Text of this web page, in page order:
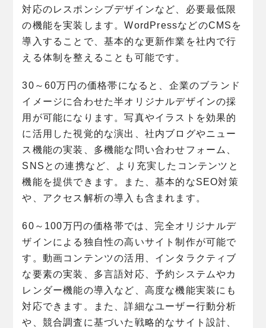
対応のレスポンシブデザインなど、必要最低限
の機能を実装します。WordPressなどのCMSを
導入することで、基本的な更新作業を社内で行
える体制を整えることも可能です。
30～60万円の価格帯になると、企業のブランド
イメージに合わせた半オリジナルデザインの採
用が可能になります。写真やイラストを効果的
に活用した視覚的な演出、社内ブログやニュー
ス機能の実装、多機能な問い合わせフォーム、
SNSとの連携など、より充実したコンテンツと
機能を提供できます。また、基本的なSEO対策
や、アクセス解析の導入も含まれます。
60～100万円の価格帯では、完全オリジナルデ
ザインによる独自性の高いサイト制作が可能で
す。動画コンテンツの活用、インタラクティブ
な要素の実装、多言語対応、予約システムやカ
レンダー機能の導入など、高度な機能実装にも
対応できます。また、詳細なユーザー行動分析
や、競合調査に基づいた戦略的なサイト設計、